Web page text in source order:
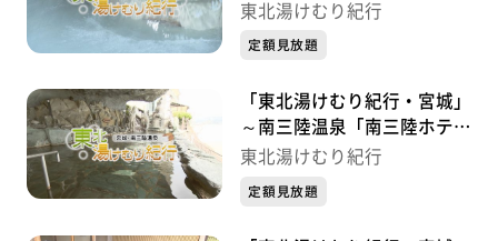
東北湯けむり紀行
定額見放題
「東北湯けむり紀行・宮城」
～南三陸温泉「南三陸ホテル
観洋」～
東北湯けむり紀行
定額見放題